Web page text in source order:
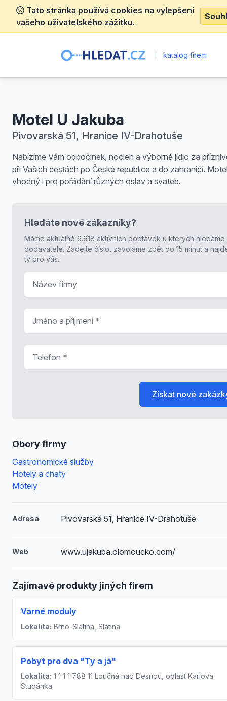
Tato stránka používá cookies na vylepšení
vašeho uživatelského zážitku.
katalog firem
Motel U Jakuba
Pivovarská 51, Hranice IV-Drahotuše
Nabízíme Vám odpočinek, nocleh a výborné jídlo za
při Vašich cestách po České republice a do zahraničí.
vhodný i pro pořádání různých oslav a svateb.
Obory firmy
Gastronomické služby
Hotely a chaty
Motely
Adresa Pivovarská 51, Hranice IV-Drahotuše
Web www.ujakuba.olomoucko.com/
Zajímavé produkty jiných firem
Varné moduly
Lokalita: Brno-Slatina, Slatina
Pobyt pro dva "Ty a já"
Lokalita: 1 1 1 1 788 11 Loučná nad Desnou, oblast Karlova
Studánka
Hledáte nové zákazníky?
Máme aktuálně 6.618 aktivních poptávek u kterých hledáme
dodavatele. Zadejte číslo, zavoláme zpět do 15 minut a
ty pro vás.
Získat nové